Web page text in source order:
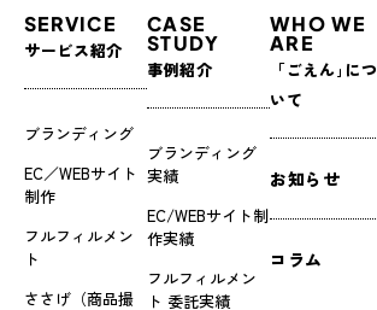
SERVICE
サービス紹介
ブランディング
EC／WEBサイト
制作
フルフィルメン
ト
ささげ（商品撮
CASE
STUDY
事例紹介
ブランディング
実績
EC/WEBサイト制
作実績
フルフィルメン
ト 委託実績
WHO WE
ARE
「ごえん｣につ
いて
お知らせ
コラム